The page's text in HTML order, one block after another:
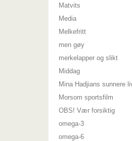
Matvits
Media
Melkefritt
men gøy
merkelapper og slikt
Middag
Mina Hadjians sunnere
Morsom sportsfilm
OBS! Vær forsiktig
omega-3
omega-6